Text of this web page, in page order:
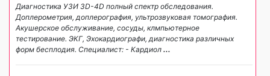
Диагностика УЗИ 3D-4D полный спектр обследования.
Доплерометрия, доплерография, ультрозвуковая томография.
Акушерское обслуживание, сосуды, клмпьютерное
тестирование. ЭКГ, Эхокардиографи, диагностика различных
форм бесплодия. Специалист: - Кардиол ...